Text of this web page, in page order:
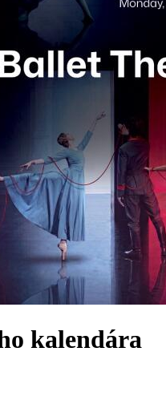
kalendára